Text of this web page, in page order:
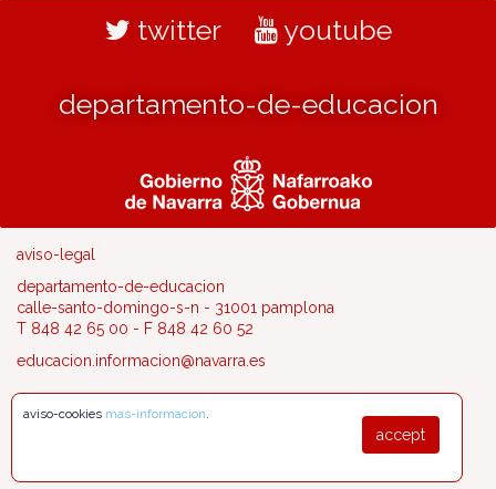
twitter youtube
departamento-de-educacion
aviso-legal
departamento-de-educacion
calle-santo-domingo-s-n - 31001 pamplona
T 848 42 65 00 - F 848 42 60 52
educacion.informacion@navarra.es
accept
aviso-cookies mas-informacion.